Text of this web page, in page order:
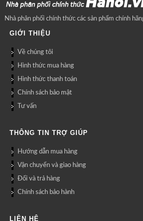
Nhà phân phối chính thức các sản phẩm chính
GIỚI THIỆU
Về chúng tôi
Hình thức mua hàng
Hình thức thanh toán
Chính sách bảo mật
Tư vấn
THÔNG TIN TRỢ GIÚP
Hướng dẫn mua hàng
Vận chuyển và giao hàng
Đổi và trả hàng
Chính sách bảo hành
LIÊN HỆ